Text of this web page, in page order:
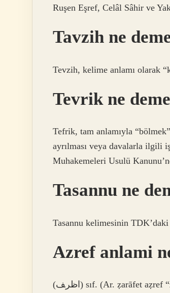
Ruşen Eşref, Celâl Sâhir ve
Tavzih ne
Tevzih, kelime anlamı olarak
Tevrik ne
Tefrik, tam anlamıyla
ayrılması veya davalarla ilgili
Muhakemeleri Usulü
Tasannu ne
Tasannu kelimesinin
Azref anlami
(ﺍﻇﺮﻒ) sıf. (Ar. ẓarāfet aẓref “zarif olmak” kökünden) Çok (daha, en, çok) zarif: Ah, gerçekten övgü